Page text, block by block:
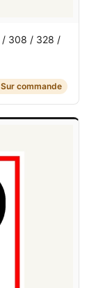
/ 308 / 328 /
commande